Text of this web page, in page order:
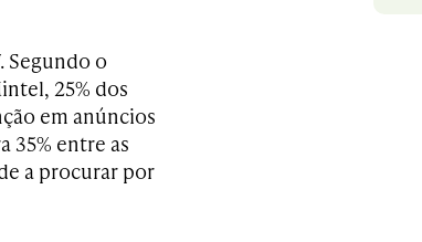
Segundo o
25% dos
em anúncios
35% entre as
a procurar por